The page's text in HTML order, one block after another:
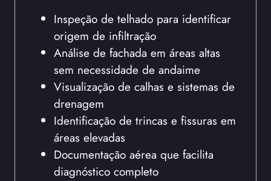
Inspeção de telhado para identificar
origem de infiltração
Análise de fachada em áreas altas
sem necessidade de andaime
Visualização de calhas e sistemas de
drenagem
Identificação de trincas e fissuras em
áreas elevadas
Documentação aérea que facilita
diagnóstico completo